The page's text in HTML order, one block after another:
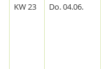
KW 23
Do. 04.06.